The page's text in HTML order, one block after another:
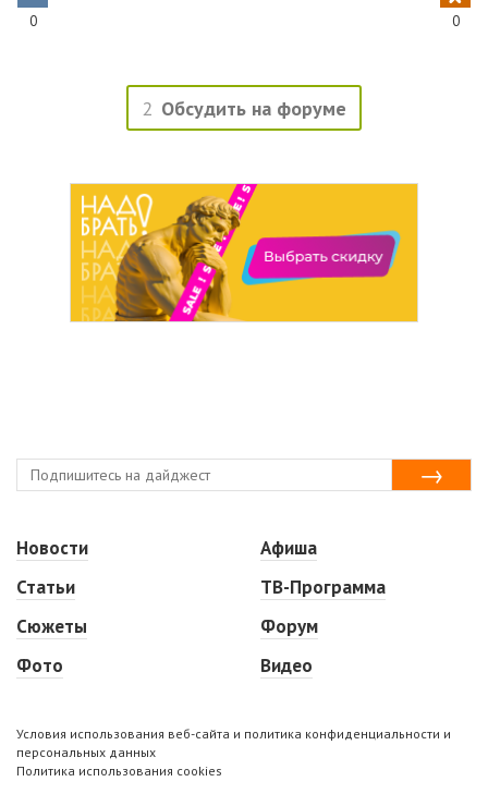
0 0
2 Обсудить на форуме
Новости
Статьи
Сюжеты
Фото
Афиша
ТВ-Программа
Форум
Видео
Условия использования веб-сайта и политика конфиденциальности и
персональных данных
Политика использования cookies